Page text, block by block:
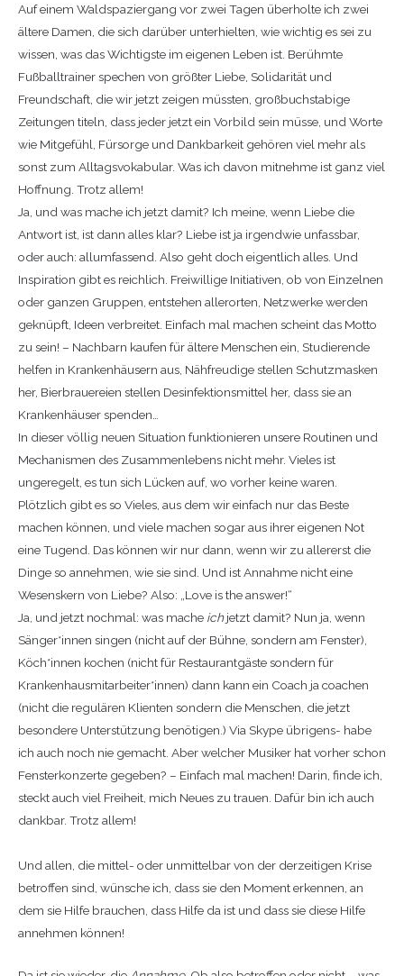
Auf einem Waldspaziergang vor zwei Tagen überholte ich zwei
ältere Damen, die sich darüber unterhielten, wie wichtig es sei zu
wissen, was das Wichtigste im eigenen Leben ist. Berühmte
Fußballtrainer spechen von größter Liebe, Solidarität und
Freundschaft, die wir jetzt zeigen müssten, großbuchstabige
Zeitungen titeln, dass jeder jetzt ein Vorbild sein müsse, und Worte
wie Mitgefühl, Fürsorge und Dankbarkeit gehören viel mehr als
sonst zum Alltagsvokabular. Was ich davon mitnehme ist ganz viel
Hoffnung. Trotz allem!
Ja, und was mache ich jetzt damit? Ich meine, wenn Liebe die
Antwort ist, ist dann alles klar? Liebe ist ja irgendwie unfassbar,
oder auch: allumfassend. Also geht doch eigentlich alles. Und
Inspiration gibt es reichlich. Freiwillige Initiativen, ob von Einzelnen
oder ganzen Gruppen, entstehen allerorten, Netzwerke werden
geknüpft, Ideen verbreitet. Einfach mal machen scheint das Motto
zu sein! – Nachbarn kaufen für ältere Menschen ein, Studierende
helfen in Krankenhäusern aus, Nähfreudige stellen Schutzmasken
her, Bierbrauereien stellen Desinfektionsmittel her, dass sie an
Krankenhäuser spenden…
In dieser völlig neuen Situation funktionieren unsere Routinen und
Mechanismen des Zusammenlebens nicht mehr. Vieles ist
ungeregelt, es tun sich Lücken auf, wo vorher keine waren.
Plötzlich gibt es so Vieles, aus dem wir einfach nur das Beste
machen können, und viele machen sogar aus ihrer eigenen Not
eine Tugend. Das können wir nur dann, wenn wir zu allererst die
Dinge so annehmen, wie sie sind. Und ist Annahme nicht eine
Wesenskern von Liebe? Also: „Love is the answer!“
Ja, und jetzt nochmal: was mache ichjetzt damit? Nun ja, wenn
Sänger*innen singen (nicht auf der Bühne, sondern am Fenster),
Köch*innen kochen (nicht für Restaurantgäste sondern für
Krankenhausmitarbeiter*innen) dann kann ein Coach ja coachen
(nicht die regulären Klienten sondern die Menschen, die jetzt
besondere Unterstützung benötigen.) Via Skype übrigens- habe
ich auch noch nie gemacht. Aber welcher Musiker hat vorher schon
Fensterkonzerte gegeben? – Einfach mal machen! Darin, finde ich,
steckt auch viel Freiheit, mich Neues zu trauen. Dafür bin ich auch
dankbar. Trotz allem!
Und allen, die mittel- oder unmittelbar von der derzeitigen Krise
betroffen sind, wünsche ich, dass sie den Moment erkennen, an
dem sie Hilfe brauchen, dass Hilfe da ist und dass sie diese Hilfe
annehmen können!